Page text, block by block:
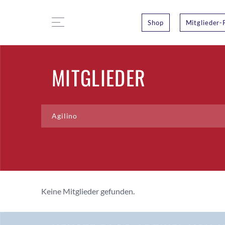
Shop Mitglieder-
MITGLIEDER
Keine Mitglieder gefunden.